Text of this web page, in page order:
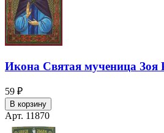
Икона Святая мученица Зоя
59 ₽
В корзину
Арт. 11870